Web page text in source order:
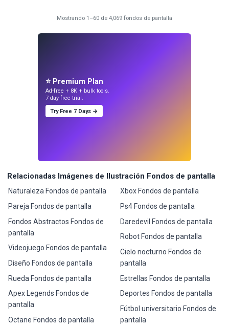
Mostrando 1–60 de 4,069 fondos de pantalla
⭐ Premium Plan
Ad-free + 8K + bulk tools.
7-day free trial.
Try Free 7 Days →
Relacionadas Imágenes de Ilustración Fondos de pantalla
Naturaleza Fondos de pantalla
Pareja Fondos de pantalla
Fondos Abstractos Fondos de
pantalla
Videojuego Fondos de pantalla
Diseño Fondos de pantalla
Rueda Fondos de pantalla
Apex Legends Fondos de
pantalla
Octane Fondos de pantalla
Xbox Fondos de pantalla
Ps4 Fondos de pantalla
Daredevil Fondos de pantalla
Robot Fondos de pantalla
Cielo nocturno Fondos de
pantalla
Estrellas Fondos de pantalla
Deportes Fondos de pantalla
Fútbol universitario Fondos de
pantalla